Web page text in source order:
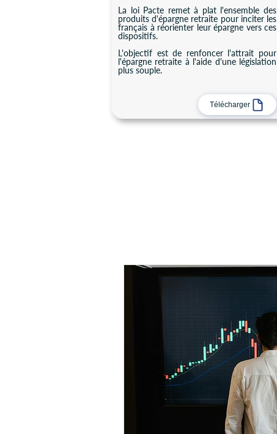
La loi Pacte remet à plat l'ensemble des
produits d'épargne retraite pour inciter les
français à réorienter leur épargne vers ces
dispositifs.
L'objectif est de renfoncer l'attrait pour
l'épargne retraite à l'aide d'une législation
plus souple.
Télécharger